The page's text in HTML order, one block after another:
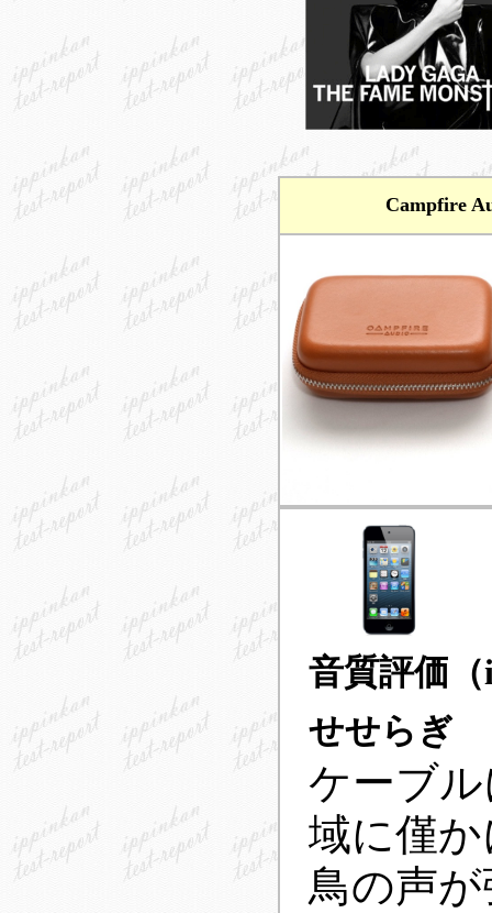
Campfire
音質評価
せせらぎ
ケーブ
域に僅
鳥の声